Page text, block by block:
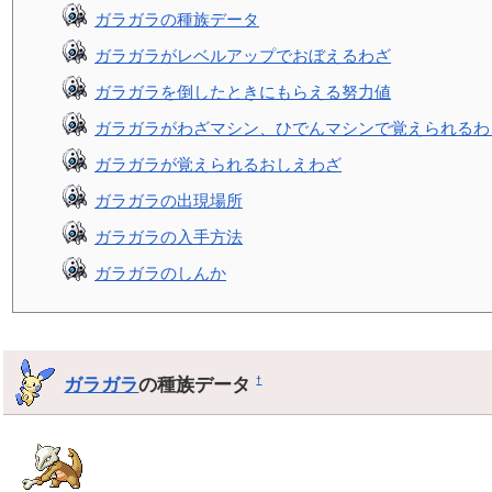
ガラガラの種族データ
ガラガラがレベルアップでおぼえるわざ
ガラガラを倒したときにもらえる努力値
ガラガラがわざマシン、ひでんマシンで覚えられる
ガラガラが覚えられるおしえわざ
ガラガラの出現場所
ガラガラの入手方法
ガラガラのしんか
ガラガラの種族データ†